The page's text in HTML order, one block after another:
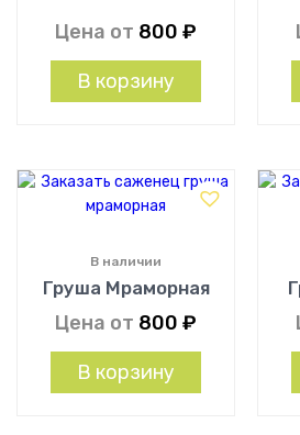
Цена от 800 ₽
В корзину
Груша Мраморная
В наличии
Цена от 800 ₽
В корзину